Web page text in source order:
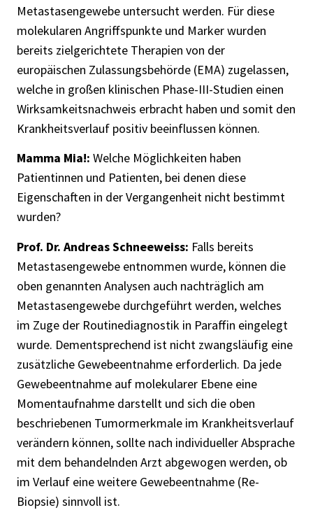
Metastasengewebe untersucht werden. Für diese
molekularen Angriffspunkte und Marker wurden
bereits zielgerichtete Therapien von der
europäischen Zulassungsbehörde (EMA) zugelassen,
welche in großen klinischen Phase-III-Studien einen
Wirksamkeitsnachweis erbracht haben und somit den
Krankheitsverlauf positiv beeinflussen können.
Mamma Mia!: Welche Möglichkeiten haben
Patientinnen und Patienten, bei denen diese
Eigenschaften in der Vergangenheit nicht bestimmt
wurden?
Prof. Dr. Andreas Schneeweiss: Falls bereits
Metastasengewebe entnommen wurde, können die
oben genannten Analysen auch nachträglich am
Metastasengewebe durchgeführt werden, welches
im Zuge der Routinediagnostik in Paraffin eingelegt
wurde. Dementsprechend ist nicht zwangsläufig eine
zusätzliche Gewebeentnahme erforderlich. Da jede
Gewebeentnahme auf molekularer Ebene eine
Momentaufnahme darstellt und sich die oben
beschriebenen Tumormerkmale im Krankheitsverlauf
verändern können, sollte nach individueller Absprache
mit dem behandelnden Arzt abgewogen werden, ob
im Verlauf eine weitere Gewebeentnahme (Re-
Biopsie) sinnvoll ist.